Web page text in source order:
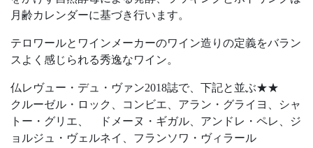
月齢カレンダーに基づき行います。
テロワールとワインメーカーのワイン造りの定義をバラン
スよく感じられる秀逸なワイン。
仏レヴュー・デュ・ヴァン2018誌で、下記と並ぶ★★
クルーゼル・ロック、コンビエ、アラン・グライヨ、シャ
トー・グリエ、 ドメーヌ・ギガル、アンドレ・ペレ、ジ
ョルジュ・ヴェルネイ、フランソワ・ヴィラール